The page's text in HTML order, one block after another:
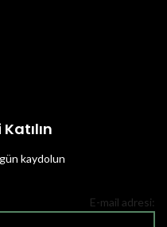
kaydolun
E-mail adresi: